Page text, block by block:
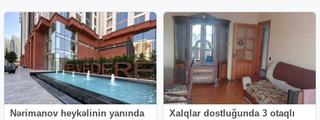
Nərimanov heykəlinin yanında
Xalqlar dostluğunda 3 otaqlı